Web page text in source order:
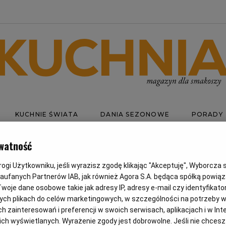
KUCHNIE ŚWIATA DANIA SEZONOWE PORADY
Użytkowniku, jeśli wyrazisz zgodę klikając "Akceptuję", Wyborcza
Partnerów IAB, jak również Agora S.A. będąca spółką
dane osobowe takie jak adresy IP, adresy e-mail czy
plikach do celów marketingowych, w szczególności na potrzeby
zainteresowań i preferencji w swoich serwisach, aplikacjach i w
wyświetlanych. Wyrażenie zgody jest dobrowolne. Jeśli nie